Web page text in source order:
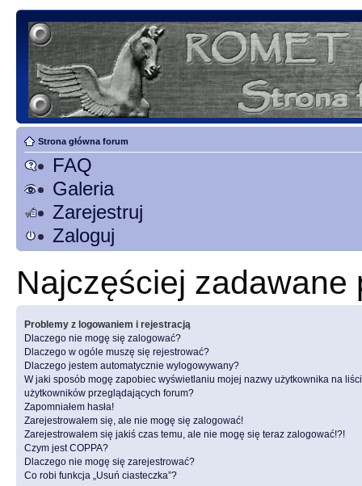
Strona główna forum
FAQ
Galeria
Zarejestruj
Zaloguj
Najczęściej zadawane
Problemy z logowaniem i rejestracją
Dlaczego nie mogę się zalogować?
Dlaczego w ogóle muszę się rejestrować?
Dlaczego jestem automatycznie wylogowywany?
W jaki sposób mogę zapobiec wyświetlaniu mojej nazwy użytkownika na
użytkowników przeglądających forum?
Zapomniałem hasła!
Zarejestrowałem się, ale nie mogę się zalogować!
Zarejestrowałem się jakiś czas temu, ale nie mogę się teraz zalogować!?!
Czym jest COPPA?
Dlaczego nie mogę się zarejestrować?
Co robi funkcja „Usuń ciasteczka”?